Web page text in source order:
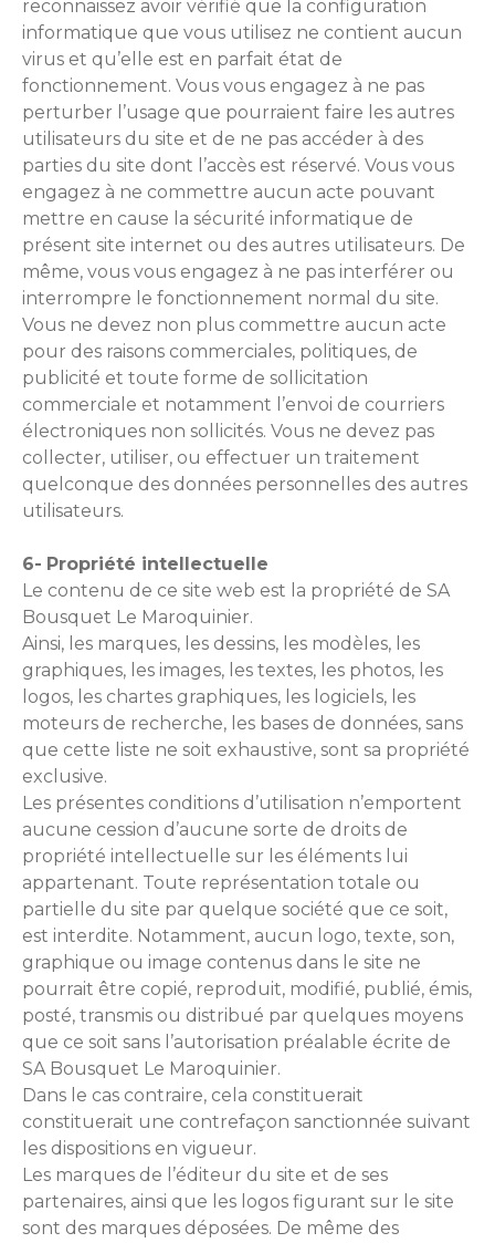
reconnaissez avoir vérifié que la configuration
informatique que vous utilisez ne contient aucun
virus et qu’elle est en parfait état de
fonctionnement. Vous vous engagez à ne pas
perturber l’usage que pourraient faire les autres
utilisateurs du site et de ne pas accéder à des
parties du site dont l’accès est réservé. Vous vous
engagez à ne commettre aucun acte pouvant
mettre en cause la sécurité informatique de
présent site internet ou des autres utilisateurs. De
même, vous vous engagez à ne pas interférer ou
interrompre le fonctionnement normal du site.
Vous ne devez non plus commettre aucun acte
pour des raisons commerciales, politiques, de
publicité et toute forme de sollicitation
commerciale et notamment l’envoi de courriers
électroniques non sollicités. Vous ne devez pas
collecter, utiliser, ou effectuer un traitement
quelconque des données personnelles des autres
utilisateurs.
6- Propriété intellectuelle
Le contenu de ce site web est la propriété de SA
Bousquet Le Maroquinier.
Ainsi, les marques, les dessins, les modèles, les
graphiques, les images, les textes, les photos, les
logos, les chartes graphiques, les logiciels, les
moteurs de recherche, les bases de données, sans
que cette liste ne soit exhaustive, sont sa propriété
exclusive.
Les présentes conditions d’utilisation n’emportent
aucune cession d’aucune sorte de droits de
propriété intellectuelle sur les éléments lui
appartenant. Toute représentation totale ou
partielle du site par quelque société que ce soit,
est interdite. Notamment, aucun logo, texte, son,
graphique ou image contenus dans le site ne
pourrait être copié, reproduit, modifié, publié, émis,
posté, transmis ou distribué par quelques moyens
que ce soit sans l’autorisation préalable écrite de
SA Bousquet Le Maroquinier.
Dans le cas contraire, cela constituerait
constituerait une contrefaçon sanctionnée suivant
les dispositions en vigueur.
Les marques de l’éditeur du site et de ses
partenaires, ainsi que les logos figurant sur le site
sont des marques déposées. De même des